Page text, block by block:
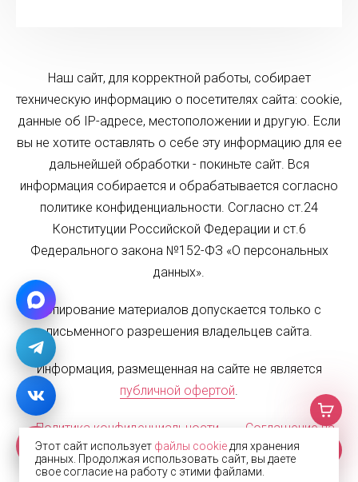
Наш сайт, для корректной работы, собирает
техническую информацию о посетителях сайта: cookie,
данные об IP-адресе, местоположении и другую. Если
вы не хотите оставлять о себе эту информацию для ее
дальнейшей обработки - покиньте сайт. Вся
информация собирается и обрабатывается согласно
политике конфиденциальности. Согласно ст.24
Конституции Российской Федерации и ст.6
Федерального закона №152-ФЗ «О персональных
данных».
Копирование материалов допускается только с
письменного разрешения владельцев сайта.
Информация, размещенная на сайте не является
публичной офертой.
Политика конфиденциальности
Соглашение на
обработку персональных данных
Карта сайта
Этот сайт использует файлы cookie для хранения
данных. Продолжая использовать сайт, вы даете
свое согласие на работу с этими файлами.